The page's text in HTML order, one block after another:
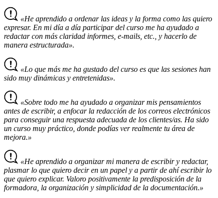
«He aprendido a ordenar las ideas y la forma como las quiero
expresar. En mi día a día participar del curso me ha ayudado a
redactar con más claridad informes, e-mails, etc., y hacerlo de
manera estructurada».
«Lo que más me ha gustado del curso es que las sesiones han
sido muy dinámicas y entretenidas».
«Sobre todo me ha ayudado a organizar mis pensamientos
antes de escribir, a enfocar la redacción de los correos electrónicos
para conseguir una respuesta adecuada de los clientes/as. Ha sido
un curso muy práctico, donde podías ver realmente tu área de
mejora.»
«He aprendido a organizar mi manera de escribir y redactar,
plasmar lo que quiero decir en un papel y a partir de ahí escribir lo
que quiero explicar. Valoro positivamente la predisposición de la
formadora, la organización y simplicidad de la documentación.»